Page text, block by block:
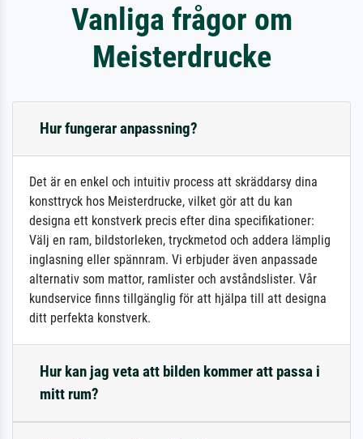
Vanliga frågor om
Meisterdrucke
Hur fungerar anpassning?
Det är en enkel och intuitiv process att skräddarsy dina
konsttryck hos Meisterdrucke, vilket gör att du kan
designa ett konstverk precis efter dina specifikationer:
Välj en ram, bildstorleken, tryckmetod och addera lämplig
inglasning eller spännram. Vi erbjuder även anpassade
alternativ som mattor, ramlister och avståndslister. Vår
kundservice finns tillgänglig för att hjälpa till att designa
ditt perfekta konstverk.
Hur kan jag veta att bilden kommer att passa i
mitt rum?